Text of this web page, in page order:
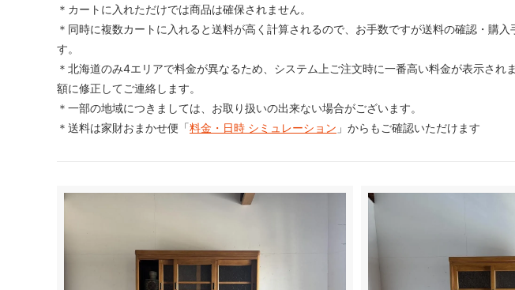
＊カートに入れただけでは商品は確保されません。
＊同時に複数カートに入れると送料が高く計算されるので、お手数ですが送料の確認・購入
す。
＊北海道のみ4エリアで料金が異なるため、システム上ご注文時に一番高い料金が表示され
額に修正してご連絡します。
＊一部の地域につきましては、お取り扱いの出来ない場合がございます。
＊送料は家財おまかせ便「料金・日時 シミュレーション 」からもご確認いただけます